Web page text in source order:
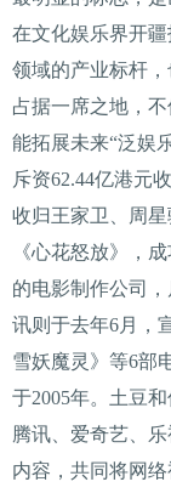
在文化娱乐界开
领域的产业标杆
占据一席之地，
能拓展未来“泛
斥资62.44亿港元
收归王家卫、周
《心花怒放》，
的电影制作公司
讯则于去年6月，
雪妖魔灵》等6
于2005年。土豆
腾讯、爱奇艺、
内容，共同将网